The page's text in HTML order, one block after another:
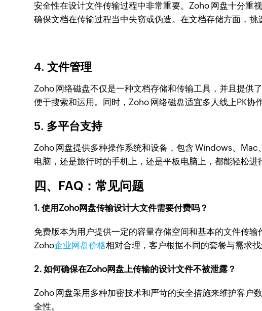
安全性在设计文件传输过程中非常重要。Zoho 网盘十分重
确保文档在传输过程当中失窃或伪造。在文档存储方面，挑
4. 文件管理
Zoho 网络磁盘不仅是一种文档存储和传输工具，并且提供
便于搜索和运用。同时，Zoho 网络磁盘适宜多人线上PK协
5. 多平台支持
Zoho 网盘提供多种操作系统和设备，包含 Windows、
电脑，还是旅行时的手机上，还是平板电脑上，都能轻松进
四、FAQ：常见问题
1. 使用Zoho网盘传输设计大文件需要付费吗？
免费版本为用户提供一定的容量存储空间和基本的文件传
Zoho企业网盘价格相对合理，客户根据不同的套餐与需求找
2. 如何确保在Zoho网盘上传输的设计文件不被泄露？
Zoho 网盘采用多种加密技术和严苛的安全措施来维护客户
全性。